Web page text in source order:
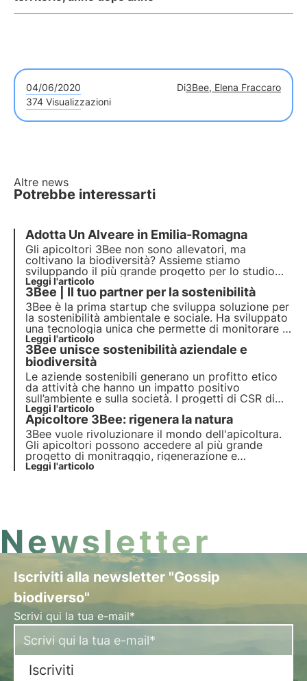
04/06/2020 Di3Bee, Elena Fraccaro
374 Visualizzazioni
Altre news
Potrebbe interessarti
Adotta Un Alveare in Emilia-Romagna
Gli apicoltori 3Bee non sono allevatori, ma
coltivano la biodiversità? Assieme stiamo
sviluppando il più grande progetto per lo studio
delle api. In Emilia-Romagna abbiamo apicoltori
virtuosi con cui stiamo collaborando. Scopriamone
qualcuno.
Leggi l'articolo
3Bee | Il tuo partner per la sostenibilità
3Bee è la prima startup che sviluppa soluzione per
la sostenibilità ambientale e sociale. Ha sviluppato
una tecnologia unica che permette di monitorare le
api e la biodiversità. Con oltre 300 aziende partner
e più di 150 mila clienti vuole imporsi come leader
per la protezione ambientale.
Leggi l'articolo
3Bee unisce sostenibilità aziendale e
biodiversità
Le aziende sostenibili generano un profitto etico
da attività che hanno un impatto positivo
sull’ambiente e sulla società. I progetti di CSR di
3Bee rigenerano la biodiversità. Scopri come
essere (più) sostenibile e come proteggere la
biodiversità coinvolgendo i tuoi dipendenti.
Leggi l'articolo
Apicoltore 3Bee: rigenera la natura
3Bee vuole rivoluzionare il mondo dell'apicoltura.
Gli apicoltori possono accedere al più grande
progetto di monitraggio, rigenerazione e
comunicazione sulla biodiversità. Il nostro
Leggi l'articolo
Newsletter
Iscriviti alla newsletter "Gossip
biodiverso"
Scrivi qui la tua e-mail*
Iscriviti